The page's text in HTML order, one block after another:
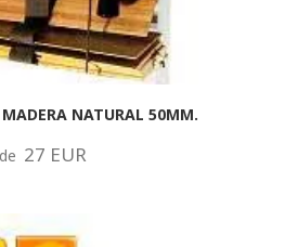
NATURAL 50MM.
de 27 EUR